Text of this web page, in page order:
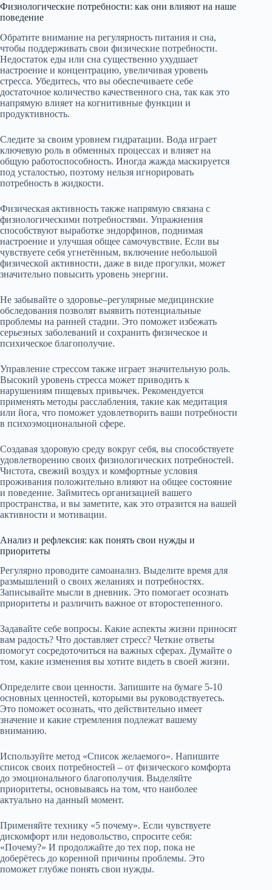
Физиологические потребности: как они влияют на наше
поведение
Обратите внимание на регулярность питания и сна,
чтобы поддерживать свои физические потребности.
Недостаток еды или сна существенно ухудшает
настроение и концентрацию, увеличивая уровень
стресса. Убедитесь, что вы обеспечиваете себе
достаточное количество качественного сна, так как это
напрямую влияет на когнитивные функции и
продуктивность.
Следите за своим уровнем гидратации. Вода играет
ключевую роль в обменных процессах и влияет на
общую работоспособность. Иногда жажда маскируется
под усталостью, поэтому нельзя игнорировать
потребность в жидкости.
Физическая активность также напрямую связана с
физиологическими потребностями. Упражнения
способствуют выработке эндорфинов, поднимая
настроение и улучшая общее самочувствие. Если вы
чувствуете себя угнетённым, включение небольшой
физической активности, даже в виде прогулки, может
значительно повысить уровень энергии.
Не забывайте о здоровье–регулярные медицинские
обследования позволят выявить потенциальные
проблемы на ранней стадии. Это поможет избежать
серьезных заболеваний и сохранить физическое и
психическое благополучие.
Управление стрессом также играет значительную роль.
Высокий уровень стресса может приводить к
нарушениям пищевых привычек. Рекомендуется
применять методы расслабления, такие как медитация
или йога, что поможет удовлетворить ваши потребности
в психоэмоциональной сфере.
Создавая здоровую среду вокруг себя, вы способствуете
удовлетворению своих физиологических потребностей.
Чистота, свежий воздух и комфортные условия
проживания положительно влияют на общее состояние
и поведение. Займитесь организацией вашего
пространства, и вы заметите, как это отразится на вашей
активности и мотивации.
Анализ и рефлексия: как понять свои нужды и
приоритеты
Регулярно проводите самоанализ. Выделите время для
размышлений о своих желаниях и потребностях.
Записывайте мысли в дневник. Это помогает осознать
приоритеты и различить важное от второстепенного.
Задавайте себе вопросы. Какие аспекты жизни приносят
вам радость? Что доставляет стресс? Четкие ответы
помогут сосредоточиться на важных сферах. Думайте о
том, какие изменения вы хотите видеть в своей жизни.
Определите свои ценности. Запишите на бумаге 5-10
основных ценностей, которыми вы руководствуетесь.
Это поможет осознать, что действительно имеет
значение и какие стремления подлежат вашему
вниманию.
Используйте метод «Список желаемого». Напишите
список своих потребностей – от физического комфорта
до эмоционального благополучия. Выделяйте
приоритеты, основываясь на том, что наиболее
актуально на данный момент.
Применяйте технику «5 почему». Если чувствуете
дискомфорт или недовольство, спросите себя:
«Почему?» И продолжайте до тех пор, пока не
доберётесь до коренной причины проблемы. Это
поможет глубже понять свои нужды.